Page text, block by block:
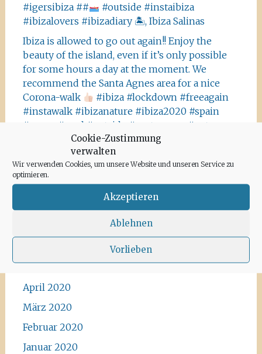
Cookie-Zustimmung
verwalten
Wir verwenden Cookies, um unsere Website und unseren Service zu
optimieren.
Akzeptieren
Ablehnen
Vorlieben
#igersibiza ##
#outside #instaibiza
#ibizalovers #ibizadiary 🏝, Ibiza Salinas
Ibiza is allowed to go out again!! Enjoy the
beauty of the island, even if it’s only possible
for some hours a day at the moment. We
recommend the Santa Agnes area for a nice
Corona-walk
#ibiza #lockdown #freeagain
#instawalk #ibizanature #ibiza2020 #spain
#green #road #outside #santaagnea #nature
#enjoylife #ibizadiary, Santa Agnès de Corona
Mai 2020
April 2020
März 2020
Februar 2020
Januar 2020